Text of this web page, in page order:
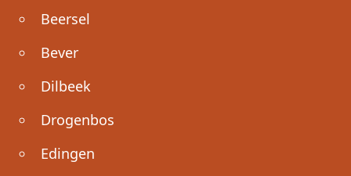
Beersel
Bever
Dilbeek
Drogenbos
Edingen